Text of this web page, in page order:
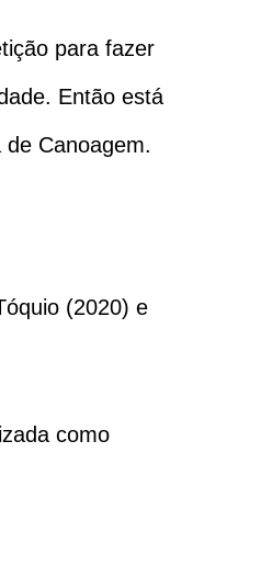
para fazer
Então está
Canoagem.
(2020) e
como